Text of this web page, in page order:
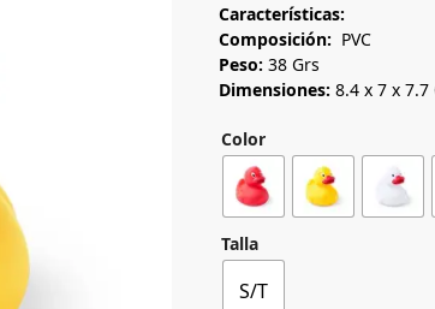
Características:
Composición: PVC
Peso: 38 Grs
Dimensiones: 8.4 x 7 x 7.7
Color
Talla
S/T